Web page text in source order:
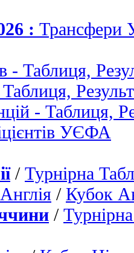
: Трансфери
- Таблиця,
- Таблиця,
УЄФА
/ Турнірна
/ Кубок
/